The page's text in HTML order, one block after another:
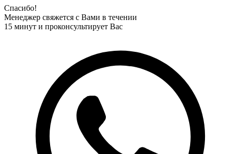
Спасибо!
Менеджер свяжется с Вами в течении
15 минут и проконсультирует Вас